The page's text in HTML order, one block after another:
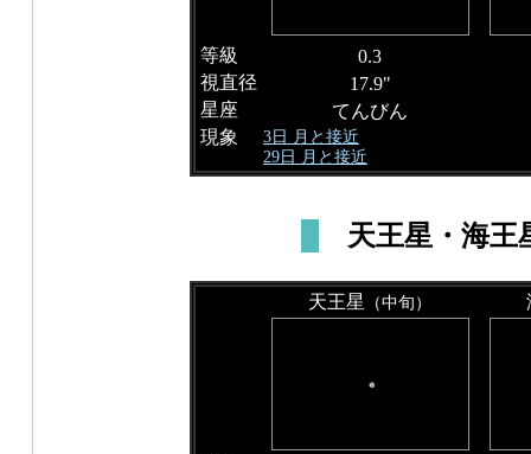
等級
0.3
視直径
17.9"
星座
てんびん
現象
3日 月と接近
29日 月と接近
天王星・海王
天王星 （中旬）